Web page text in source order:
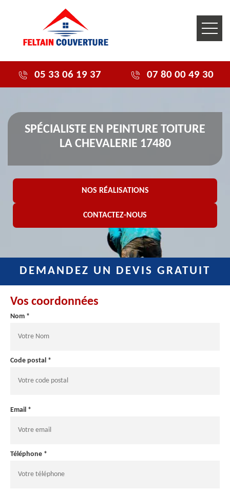
05 33 06 19 37 07 80 00 49 30
SPÉCIALISTE EN PEINTURE TOITURE
LA CHEVALERIE 17480
NOS RÉALISATIONS
CONTACTEZ-NOUS
DEMANDEZ UN DEVIS GRATUIT
Vos coordonnées
Nom *
Code postal *
Email *
Téléphone *